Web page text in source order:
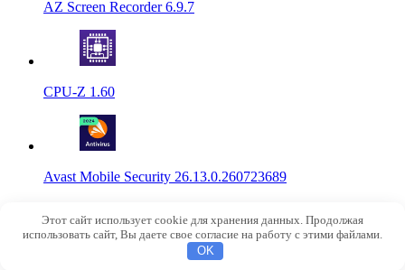
AZ Screen Recorder 6.9.7
CPU-Z 1.60
Avast Mobile Security 26.13.0.260723689
info@norobot.ru
Этот сайт использует cookie для хранения данных. Продолжая
использовать сайт, Вы даете свое согласие на работу с этими файлами.
OK